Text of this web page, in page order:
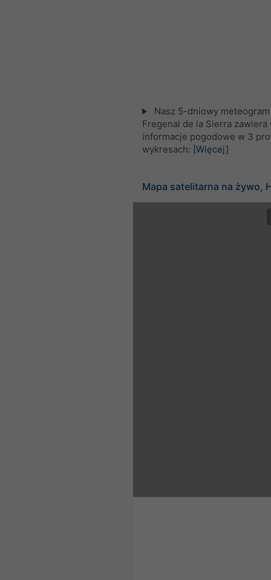
Nasz 5-dniowy
Fregenal de la Sierra
informacje pogodowe w 3
wykresach: [Więcej]
Mapa satelitarna na żywo,